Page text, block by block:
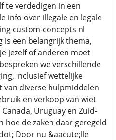
te verdedigen in een
info over illegale en legale
custom-concepts nl
is een belangrijk thema,
jezelf of anderen moet
we verschillende
inclusief wettelijke
van diverse hulpmiddelen
en verkoop van wiet
Uruguay en Zuid-
hoe de zaken daar geregeld
Door nu &aacute;lle